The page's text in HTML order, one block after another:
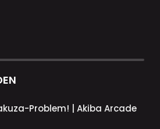
Problem! | Akiba Arcade